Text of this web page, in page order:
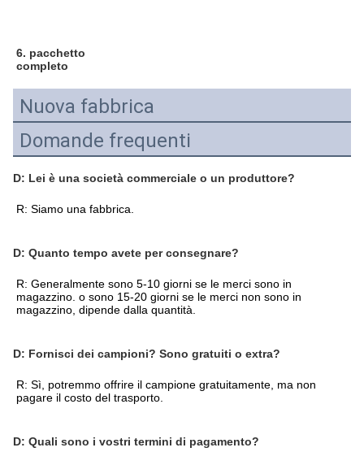
6. pacchetto
completo
Nuova fabbrica
Domande frequenti
D: Lei è una società commerciale o un produttore?
R: Siamo una fabbrica.
D: Quanto tempo avete per consegnare?
R: Generalmente sono 5-10 giorni se le merci sono in
magazzino. o sono 15-20 giorni se le merci non sono in
magazzino, dipende dalla quantità.
D: Fornisci dei campioni? Sono gratuiti o extra?
R: Sì, potremmo offrire il campione gratuitamente, ma non
pagare il costo del trasporto.
D: Quali sono i vostri termini di pagamento?